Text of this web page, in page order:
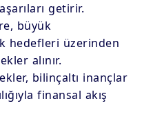
getirir.
büyük
hedefleri üzerinden
alınır.
bilinçaltı inançlar
finansal akış